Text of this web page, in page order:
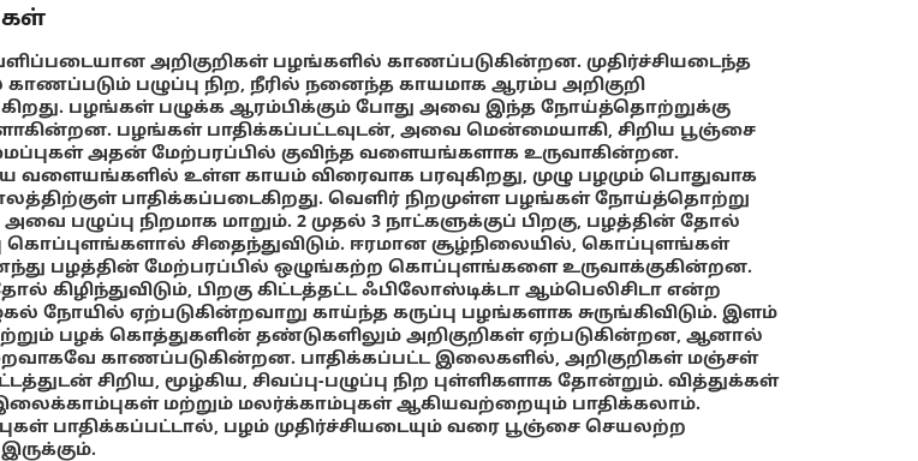
அறிகுறிகள் பழங்களில் காணப்படுகின்றன. முதிர்ச்சியடைந்த
பழுப்பு நிற, நீரில் நனைந்த காயமாக ஆரம்ப அறிகுறி
பழங்கள் பழுக்க ஆரம்பிக்கும் போது அவை இந்த நோய்த்தொற்றுக்கு
பழங்கள் பாதிக்கப்பட்டவுடன், அவை மென்மையாகி, சிறிய பூஞ்சை
அதன் மேற்பரப்பில் குவிந்த வளையங்களாக உருவாகின்றன.
வளையங்களில் உள்ள காயம் விரைவாக பரவுகிறது, முழு பழமும் பொதுவாக
பாதிக்கப்படைகிறது. வெளிர் நிறமுள்ள பழங்கள் நோய்த்தொற்று
பழுப்பு நிறமாக மாறும். 2 முதல் 3 நாட்களுக்குப் பிறகு, பழத்தின் தோல்
கொப்புளங்களால் சிதைந்துவிடும். ஈரமான சூழ்நிலையில், கொப்புளங்கள்
பழத்தின் மேற்பரப்பில் ஒழுங்கற்ற கொப்புளங்களை உருவாக்குகின்றன.
கிழிந்துவிடும், பிறகு கிட்டத்தட்ட ஃபிலோஸ்டிக்டா ஆம்பெலிசிடா என்ற
நோயில் ஏற்படுகின்றவாறு காய்ந்த கருப்பு பழங்களாக சுருங்கிவிடும். இளம்
பழக் கொத்துகளின் தண்டுகளிலும் அறிகுறிகள் ஏற்படுகின்றன, ஆனால்
காணப்படுகின்றன. பாதிக்கப்பட்ட இலைகளில், அறிகுறிகள் மஞ்சள்
சிறிய, மூழ்கிய, சிவப்பு-பழுப்பு நிற புள்ளிகளாக தோன்றும். வித்துக்கள்
மற்றும் மலர்க்காம்புகள் ஆகியவற்றையும் பாதிக்கலாம்.
பாதிக்கப்பட்டால், பழம் முதிர்ச்சியடையும் வரை பூஞ்சை செயலற்ற